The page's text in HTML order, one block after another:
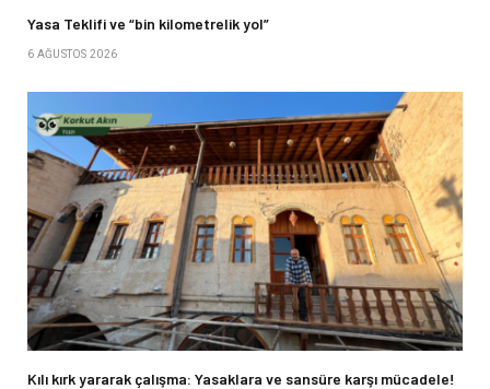
Yasa Teklifi ve “bin kilometrelik yol”
6 AĞUSTOS 2026
Kılı kırk yararak çalışma: Yasaklara ve sansüre karşı mücadele!